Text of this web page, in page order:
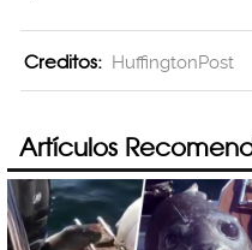
Creditos: HuffingtonPost
Artículos